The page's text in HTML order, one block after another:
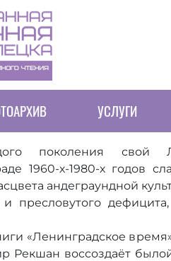
УСЛУГИ
поколения свой
1960-х-1980-х годов
андеграундной
и пресловутого
«Ленинградское
Рекшан воссоздаёт